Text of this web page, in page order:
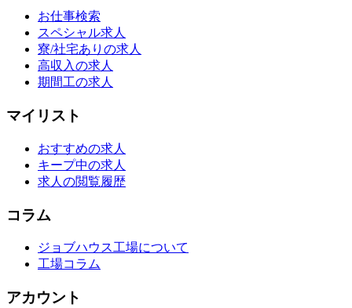
お仕事検索
スペシャル求人
寮/社宅ありの求人
高収入の求人
期間工の求人
マイリスト
おすすめの求人
キープ中の求人
求人の閲覧履歴
コラム
ジョブハウス工場について
工場コラム
アカウント